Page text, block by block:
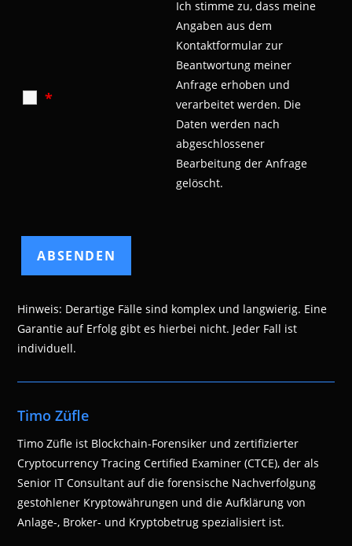
*
Ich stimme zu, dass meine
Angaben aus dem
Kontaktformular zur
Beantwortung meiner
Anfrage erhoben und
verarbeitet werden. Die
Daten werden nach
abgeschlossener
Bearbeitung der Anfrage
gelöscht.
Hinweis: Derartige Fälle sind komplex und langwierig. Eine
Garantie auf Erfolg gibt es hierbei nicht. Jeder Fall ist
individuell.
Timo Züfle
Timo Züfle ist Blockchain-Forensiker und zertifizierter
Cryptocurrency Tracing Certified Examiner (CTCE), der als
Senior IT Consultant auf die forensische Nachverfolgung
gestohlener Kryptowährungen und die Aufklärung von
Anlage-, Broker- und Kryptobetrug spezialisiert ist.